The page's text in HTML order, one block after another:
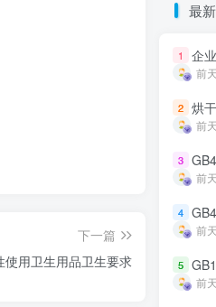
下一篇
用卫生用品卫生要求
最
1 企
前天
2 烘
前天
3
前天
4
前天
5
前天
最
1 企
前天
2 烘
前天
3
前天
4
前天
5
前天